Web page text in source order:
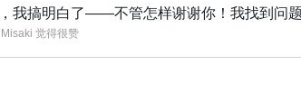
我搞明白了——不管怎样谢谢你！我找到问题
Misaki 觉得很赞